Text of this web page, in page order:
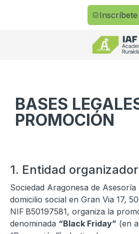
Inscríbete
BASES
PROMOCIÓN
1. Entidad
Sociedad Aragonesa de
domicilio social en Gran Via 17,
NIF B50197581, organiza la
denominada “Black Friday” (en